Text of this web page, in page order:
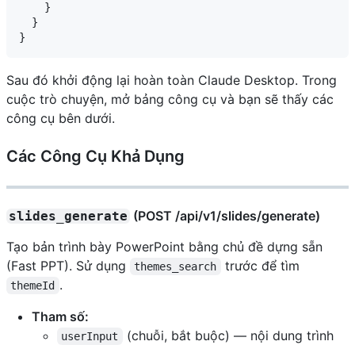
    }
  }
Sau đó khởi động lại hoàn toàn Claude Desktop. Trong
cuộc trò chuyện, mở bảng công cụ và bạn sẽ thấy các
công cụ bên dưới.
Các Công Cụ Khả Dụng
slides_generate (POST /api/v1/slides/generate)
Tạo bản trình bày PowerPoint bằng chủ đề dựng sẵn
(Fast PPT). Sử dụng
themes_search trước để tìm
themeId .
Tham số:
userInput
(chuỗi, bắt buộc) — nội dung trình